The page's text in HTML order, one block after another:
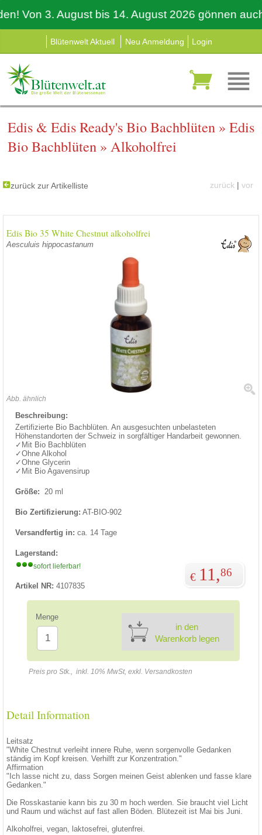
3. August bis 14. August 2026 gönnen auch
Blütenwelt Aktuell Neu Anmeldung Login
Edis & Edis Ready's Bio Bachblüten » Edis
Bio Bachblüten » Alkoholfrei
zurück zur Artikelliste zurück | vor
Edis Bio 35 White Chestnut alkoholfrei
Aesculuis hippocastanum
Abb. ähnlich
Beschreibung:
Zertifizierte Bio Bachblüten. An ausgesuchten unbelasteten
Höhenstandorten der Schweiz in sorgfältiger Handarbeit gewonnen.
✓Mit Bio Bachblüten
✓Ohne Alkohol
✓Ohne Glycerin
✓Mit Bio Agavensirup
Größe: 20 ml
Bio Zertifizierung: AT-BIO-902
Versandfertig in: ca. 14 Tage
Lagerstand:
sofort lieferbar!
Artikel NR: 4107835
€ 11,86
Menge
in den
Warenkorb legen
Preis pro Stk., inkl. 10% MwSt, exkl. Versandkosten
Detail Information
Leitsatz
"White Chestnut verleiht innere Ruhe, wenn sorgenvolle Gedanken
ständig im Kopf kreisen. Verhilft zur Konzentration."
Affirmation
"Ich lasse nicht zu, dass Sorgen meinen Geist ablenken und fasse klare
Gedanken."
Die Rosskastanie kann bis zu 30 m hoch werden. Sie braucht viel Licht
und Raum und wächst auf fast allen Böden. Blütezeit ist Mai bis Juni.
Alkoholfrei, vegan, laktosefrei, glutenfrei.